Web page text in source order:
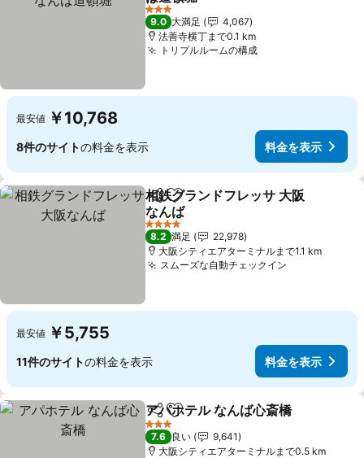
料金を表示
3 ホテルのランク
9.0 大満足
4,067
法善寺横丁まで0.1 km
トリプルルームの構成料金を表示
最安値 ￥10,768
8件のサイトの料金を表示 料金を表示
シェアお気に入りに追加
相鉄グランドフレッサ 大阪
なんば
料金を表示
4 ホテルのランク
8.2 満足
22,978
大阪シティエアターミナルまで1.1 km
スムーズな自動チェックイン
最安値 ￥5,755
11件のサイトの料金を表示 料金を表示
シェアお気に入りに追加
アパホテル なんば心斎橋
3 ホテルのランク
7.6 良い
9,641
大阪シティエアターミナルまで0.5 km